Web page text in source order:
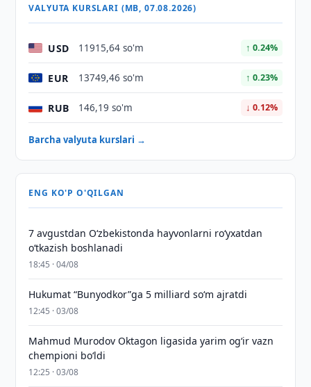
VALYUTA KURSLARI (MB, 07.08.2026)
USD 11915,64 so'm ↑ 0.24%
EUR 13749,46 so'm ↑ 0.23%
RUB 146,19 so'm ↓ 0.12%
Barcha valyuta kurslari →
ENG KO'P O'QILGAN
7 avgustdan O‘zbekistonda hayvonlarni ro‘yxatdan
o‘tkazish boshlanadi
18:45 · 04/08
Hukumat “Bunyodkor”ga 5 milliard so‘m ajratdi
12:45 · 03/08
Mahmud Murodov Oktagon ligasida yarim og‘ir vazn
chempioni bo‘ldi
12:25 · 03/08